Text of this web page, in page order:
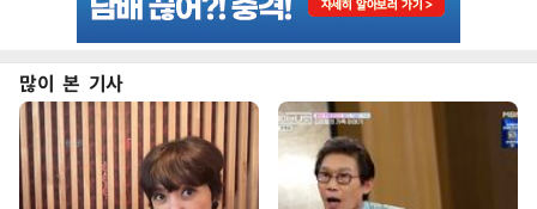
많이 본 기사